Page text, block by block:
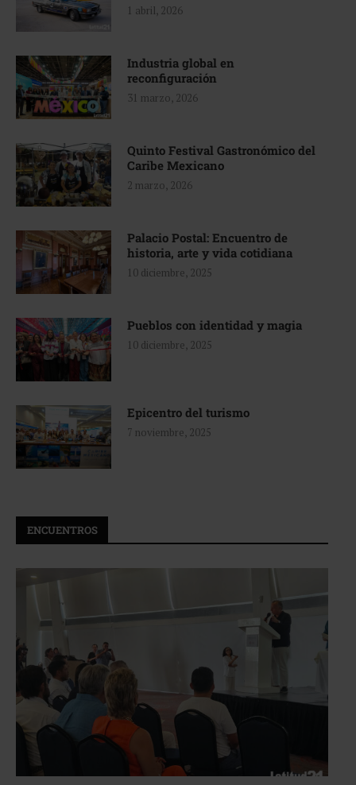
1 abril, 2026
Industria global en
reconfiguración
31 marzo, 2026
Quinto Festival Gastronómico del
Caribe Mexicano
2 marzo, 2026
Palacio Postal: Encuentro de
historia, arte y vida cotidiana
10 diciembre, 2025
Pueblos con identidad y magia
10 diciembre, 2025
Epicentro del turismo
7 noviembre, 2025
ENCUENTROS